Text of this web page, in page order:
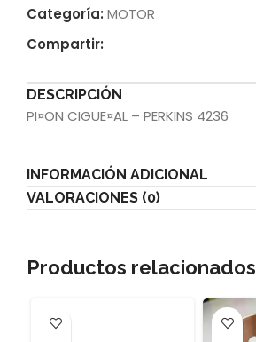
Categoría: MOTOR
Compartir:
DESCRIPCIÓN
PI¤ON CIGUE¤AL – PERKINS 4236
INFORMACIÓN ADICIONAL
VALORACIONES (0)
Productos relacionados